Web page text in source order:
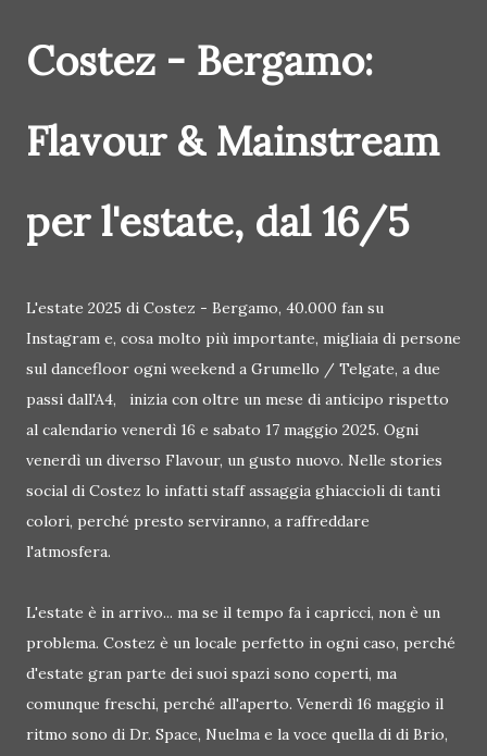
Costez - Bergamo:
Flavour & Mainstream
per l'estate, dal 16/5
L'estate 2025 di Costez - Bergamo, 40.000 fan su
Instagram e, cosa molto più importante, migliaia di persone
sul dancefloor ogni weekend a Grumello / Telgate, a due
passi dall'A4, inizia con oltre un mese di anticipo rispetto
al calendario venerdì 16 e sabato 17 maggio 2025. Ogni
venerdì un diverso Flavour, un gusto nuovo. Nelle stories
social di Costez lo infatti staff assaggia ghiaccioli di tanti
colori, perché presto serviranno, a raffreddare
l'atmosfera.
L'estate è in arrivo... ma se il tempo fa i capricci, non è un
problema. Costez è un locale perfetto in ogni caso, perché
d'estate gran parte dei suoi spazi sono coperti, ma
comunque freschi, perché all'aperto. Venerdì 16 maggio il
ritmo sono di Dr. Space, Nuelma e la voce quella di di Brio,